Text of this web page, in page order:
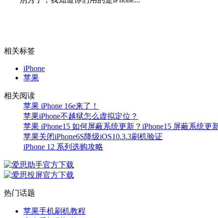
相关标签
iPhone
苹果
相关阅读
苹果 iPhone 16e来了！
苹果iPhone不越狱怎么虚拟定位？
苹果 iPhone15 如何屏蔽系统更新？iPhone15 屏蔽系统更
苹果关闭iPhone6S降级iOS10.3.3刷机验证
iPhone 12 系列选购攻略
热门话题
苹果手机刷机教程